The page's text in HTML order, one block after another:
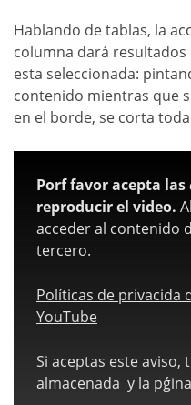
Hablando de tablas, la
columna dará
esta seleccionada:
contenido mientras que
en el borde, se corta
Porf favor acepta las
reproducir el video.
acceder al contenido
tercero.
Políticas de privacida
YouTube
Si aceptas este aviso,
almacenada y la